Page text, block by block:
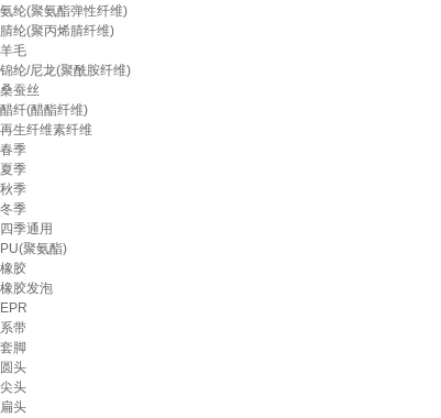
氨纶(聚氨酯弹性纤维)
腈纶(聚丙烯腈纤维)
羊毛
锦纶/尼龙(聚酰胺纤维)
桑蚕丝
醋纤(醋酯纤维)
再生纤维素纤维
春季
夏季
秋季
冬季
四季通用
PU(聚氨酯)
橡胶
橡胶发泡
EPR
系带
套脚
圆头
尖头
扁头